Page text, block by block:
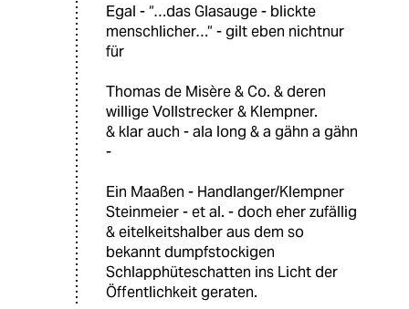
Egal - “…das Glasauge - blickte
menschlicher…“ - gilt eben nichtnur
für
Thomas de Misère & Co. & deren
willige Vollstrecker & Klempner.
& klar auch - ala long & a gähn a gähn
-
Ein Maaßen - Handlanger/Klempner
Steinmeier - et al. - doch eher zufällig
& eitelkeitshalber aus dem so
bekannt dumpfstockigen
Schlapphüteschatten ins Licht der
Öffentlichkeit geraten.